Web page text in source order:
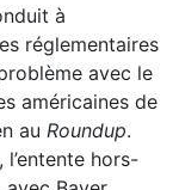
à
réglementaires
avec le
américaines de
au Roundup.
hors-